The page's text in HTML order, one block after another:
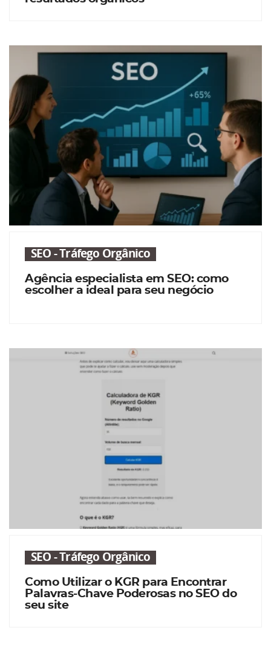
SEO - Tráfego Orgânico
Agência especialista em SEO: como
escolher a ideal para seu negócio
SEO - Tráfego Orgânico
Como Utilizar o KGR para Encontrar
Palavras-Chave Poderosas no SEO do
seu site